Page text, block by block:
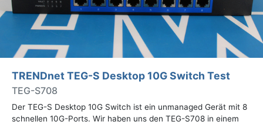
TRENDnet TEG-S Desktop 10G Switch Test
TEG-S708
Der TEG-S Desktop 10G Switch ist ein unmanaged Gerät mit 8
schnellen 10G-Ports. Wir haben uns den TEG-S708 in einem